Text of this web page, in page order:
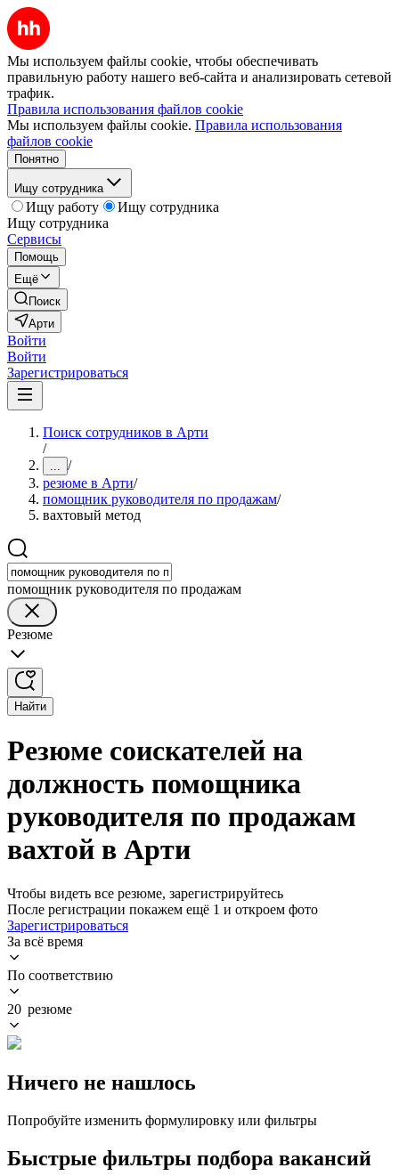
Мы используем файлы cookie, чтобы обеспечивать
правильную работу нашего веб-сайта и анализировать сетевой
трафик.
Правила использования файлов cookie
Мы используем файлы cookie. Правила использования
файлов cookie
Понятно
Ищу сотрудника
Ищу работу
Ищу сотрудника
Ищу сотрудника
Сервисы
Помощь
Ещё
Поиск
Арти
Войти
Войти
Зарегистрироваться
Поиск сотрудников в Арти
/
... /
резюме в Арти/
помощник руководителя по продажам/
вахтовый метод
помощник руководителя по продажам
Резюме
Найти
Резюме соискателей на
должность помощника
руководителя по продажам
вахтой в Арти
Чтобы видеть все резюме, зарегистрируйтесь
После регистрации покажем ещё 1 и откроем фото
Зарегистрироваться
За всё время
По соответствию
20 резюме
Ничего не нашлось
Попробуйте изменить формулировку или фильтры
Быстрые фильтры подбора вакансий